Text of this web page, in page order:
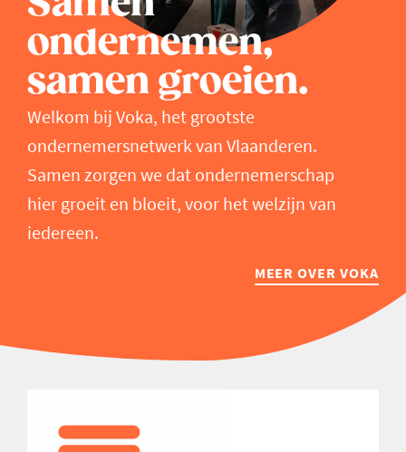
ondernemen,
samen groeien.
Welkom bij Voka, het grootste
ondernemersnetwerk van Vlaanderen.
Samen zorgen we dat ondernemerschap
hier groeit en bloeit, voor het welzijn van
iedereen.
MEER OVER VOKA